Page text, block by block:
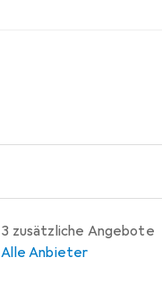
3 zusätzliche Angebote
Alle Anbieter